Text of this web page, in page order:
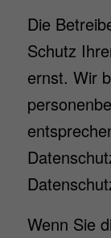
Die
Schutz
ernst. Wir
Wenn Sie